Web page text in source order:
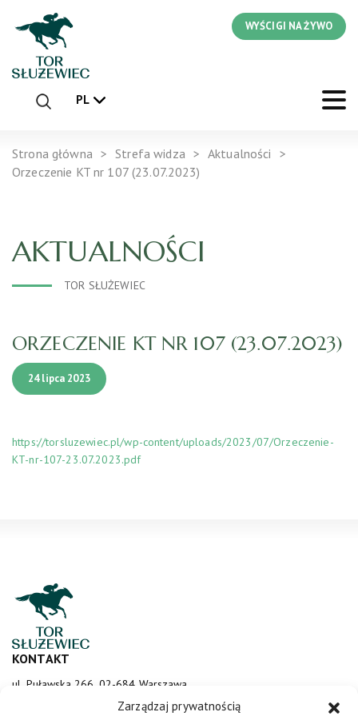
Zarządzaj prywatnością
WYŚCIGI NA ŻYWO
PL
Strona główna Strefa widza
Aktualności
Orzeczenie KT nr 107 (23.07.2023)
AKTUALNOŚCI
TOR SŁUŻEWIEC
ORZECZENIE KT NR 107 (23.07.2023)
24 lipca 2023
https://torsluzewiec.pl/wp-content/uploads/2023/07/Orzeczenie-
KT-nr-107-23.07.2023.pdf
KONTAKT
ul. Puławska 266, 02-684 Warszawa
sluzewiec@totalizator.pl